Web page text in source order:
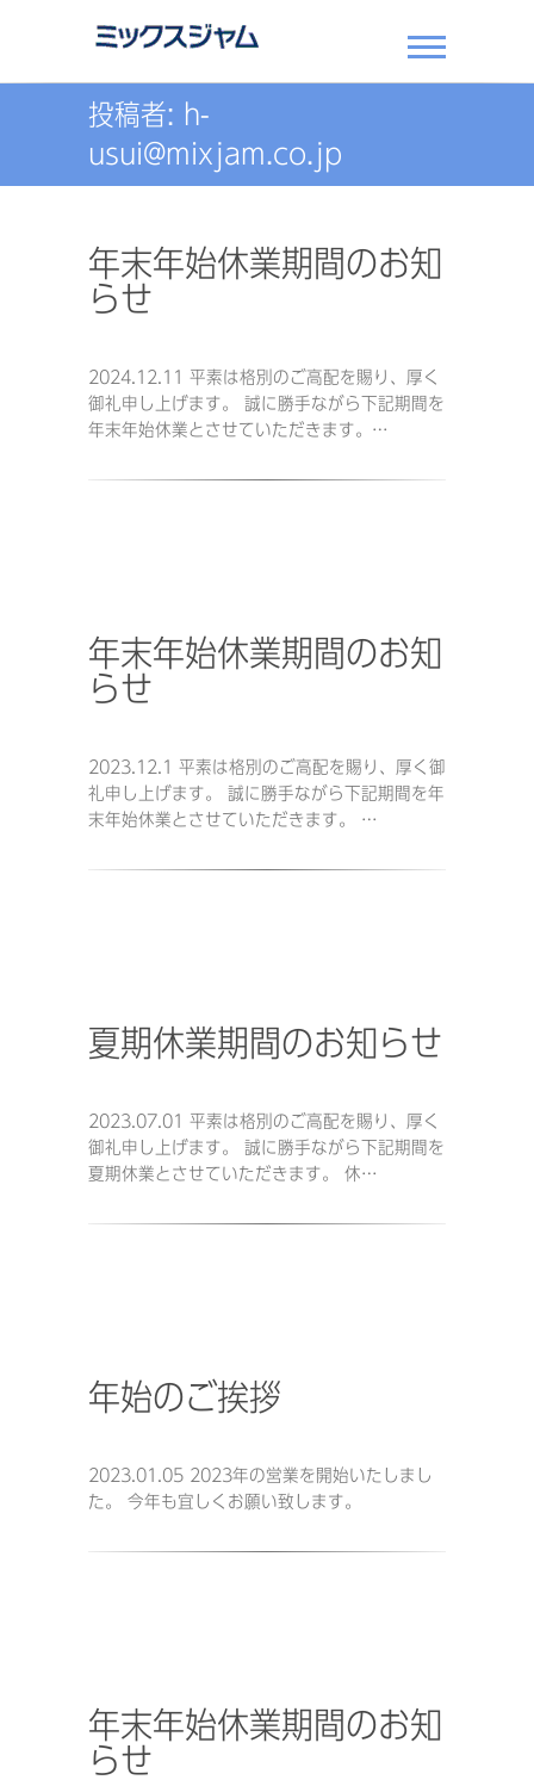
ミックスジ
投稿者: h-
usui@mixjam.co.jp
年末年始休業期間のお知
らせ
2024.12.11 平素は格別のご高配を賜り、厚く
御礼申し上げます。 誠に勝手ながら下記期間を
年末年始休業とさせていただきます。…
年末年始休業期間のお知
らせ
2023.12.1 平素は格別のご高配を賜り、厚く御
礼申し上げます。 誠に勝手ながら下記期間を年
末年始休業とさせていただきます。 …
夏期休業期間のお知らせ
2023.07.01 平素は格別のご高配を賜り、厚く
御礼申し上げます。 誠に勝手ながら下記期間を
夏期休業とさせていただきます。 休…
年始のご挨拶
2023.01.05 2023年の営業を開始いたしまし
た。 今年も宜しくお願い致します。
年末年始休業期間のお知
らせ